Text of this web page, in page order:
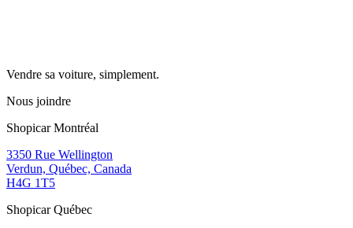
Vendre sa voiture, simplement.
Nous joindre
Shopicar Montréal
3350 Rue Wellington
Verdun, Québec, Canada
H4G 1T5
Shopicar Québec